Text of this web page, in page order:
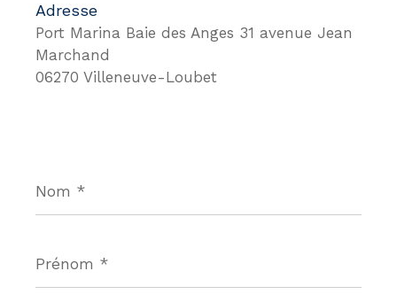
Adresse
Port Marina Baie des Anges 31 avenue Jean
Marchand
06270 Villeneuve-Loubet
*
*